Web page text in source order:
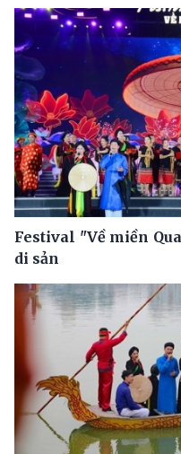
Festival "Về miền
di sản